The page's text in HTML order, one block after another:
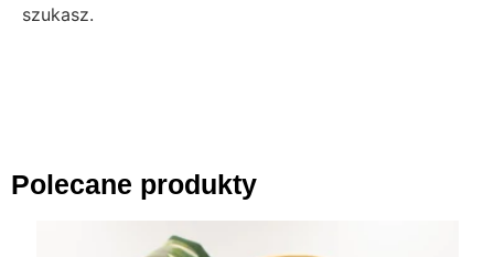
szukasz.
Polecane produkty